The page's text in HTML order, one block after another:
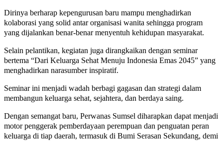
Dirinya berharap kepengurusan baru mampu menghadirkan
kolaborasi yang solid antar organisasi wanita sehingga program
yang dijalankan benar-benar menyentuh kehidupan masyarakat.
Selain pelantikan, kegiatan juga dirangkaikan dengan seminar
bertema “Dari Keluarga Sehat Menuju Indonesia Emas 2045” yang
menghadirkan narasumber inspiratif.
Seminar ini menjadi wadah berbagi gagasan dan strategi dalam
membangun keluarga sehat, sejahtera, dan berdaya saing.
Dengan semangat baru, Perwanas Sumsel diharapkan dapat menjadi
motor penggerak pemberdayaan perempuan dan penguatan peran
keluarga di tiap daerah, termasuk di Bumi Serasan Sekundang, demi